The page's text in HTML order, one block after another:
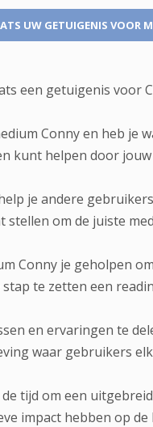
UW GETUIGENIS
een getuigenis voor
Conny en heb je
kunt helpen door
je andere
om de juiste
Conny je geholpen
te zetten een
en ervaringen te
waar gebruikers
tijd om een
impact hebben op